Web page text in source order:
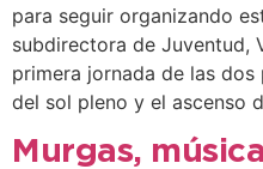
para seguir organizando
subdirectora de Juventud,
primera jornada de las
del sol pleno y el ascenso
Murgas,